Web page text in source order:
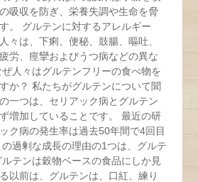
吸収を防ぎ、栄養失調や生命を脅
。 グルテンに対するアレルギー
々は、下痢、便秘、鼓腸、嘔吐、
労、痙攣およびうつ病などの異な
人々はグルテンフリーの食べ物を
か？ 私たちがグルテンについて聞
一つは、セリアック病とグルテン
増加していることです。 最近の研
ク病の発生率は過去50年間で4回目
過剰な成長の理由の1つは、グルテ
テンは穀物ベースの食品にしか見
以前は、グルテンは、口紅、練り